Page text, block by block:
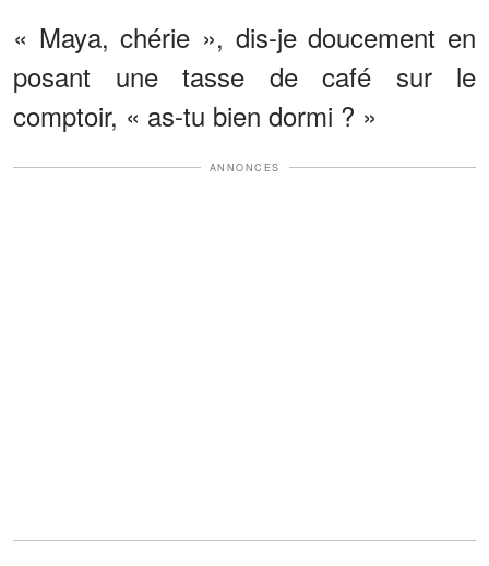
« Maya, chérie », dis-je doucement en
posant une tasse de café sur le
comptoir, « as-tu bien dormi ? »
ANNONCES